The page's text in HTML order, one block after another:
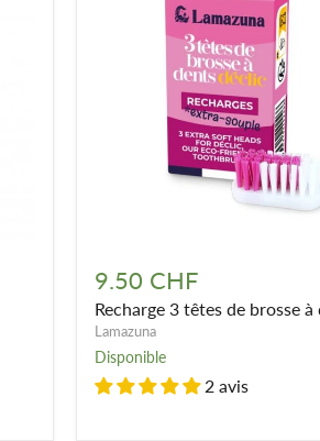
3
têtes
de
brosse
à
dents
9.50 CHF
Recharge 3 têtes de brosse à
Lamazuna
Disponible
2 avis